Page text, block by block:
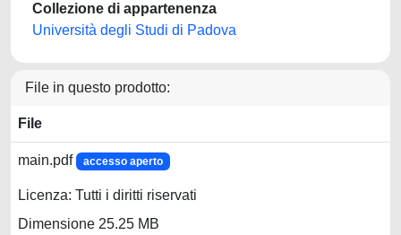
Collezione di appartenenza
Università degli Studi di Padova
File in questo prodotto:
File
main.pdf accesso aperto
Licenza: Tutti i diritti riservati
Dimensione 25.25 MB